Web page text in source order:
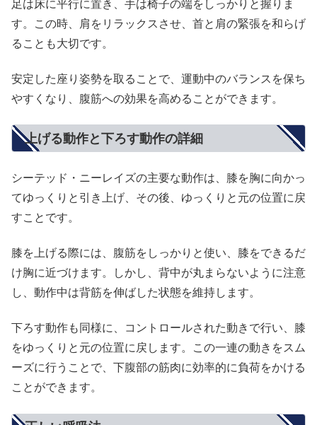
足は床に平行に置き、手は椅子の端をしっかりと握りま
す。この時、肩をリラックスさせ、首と肩の緊張を和らげ
ることも大切です。
安定した座り姿勢を取ることで、運動中のバランスを保ち
やすくなり、腹筋への効果を高めることができます。
上げる動作と下ろす動作の詳細
シーテッド・ニーレイズの主要な動作は、膝を胸に向かっ
てゆっくりと引き上げ、その後、ゆっくりと元の位置に戻
すことです。
膝を上げる際には、腹筋をしっかりと使い、膝をできるだ
け胸に近づけます。しかし、背中が丸まらないように注意
し、動作中は背筋を伸ばした状態を維持します。
下ろす動作も同様に、コントロールされた動きで行い、膝
をゆっくりと元の位置に戻します。この一連の動きをスム
ーズに行うことで、下腹部の筋肉に効率的に負荷をかける
ことができます。